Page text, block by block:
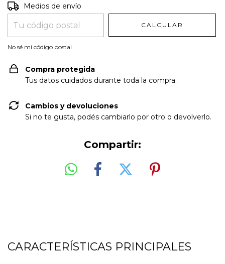
Entregas para el CP:
Medios de envío
CALCULAR
No sé mi código postal
Compra protegida
Tus datos cuidados durante toda la compra.
Cambios y devoluciones
Si no te gusta, podés cambiarlo por otro o devolverlo.
Compartir:
CARACTERÍSTICAS PRINCIPALES